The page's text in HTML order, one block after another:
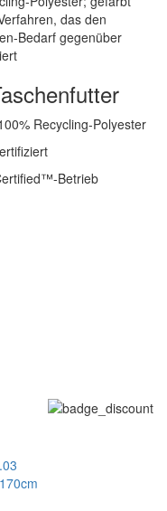
das den
Bedarf gegenüber
Recycling-Polyester
Betrieb